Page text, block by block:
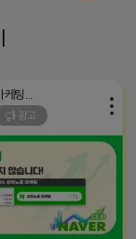
광고